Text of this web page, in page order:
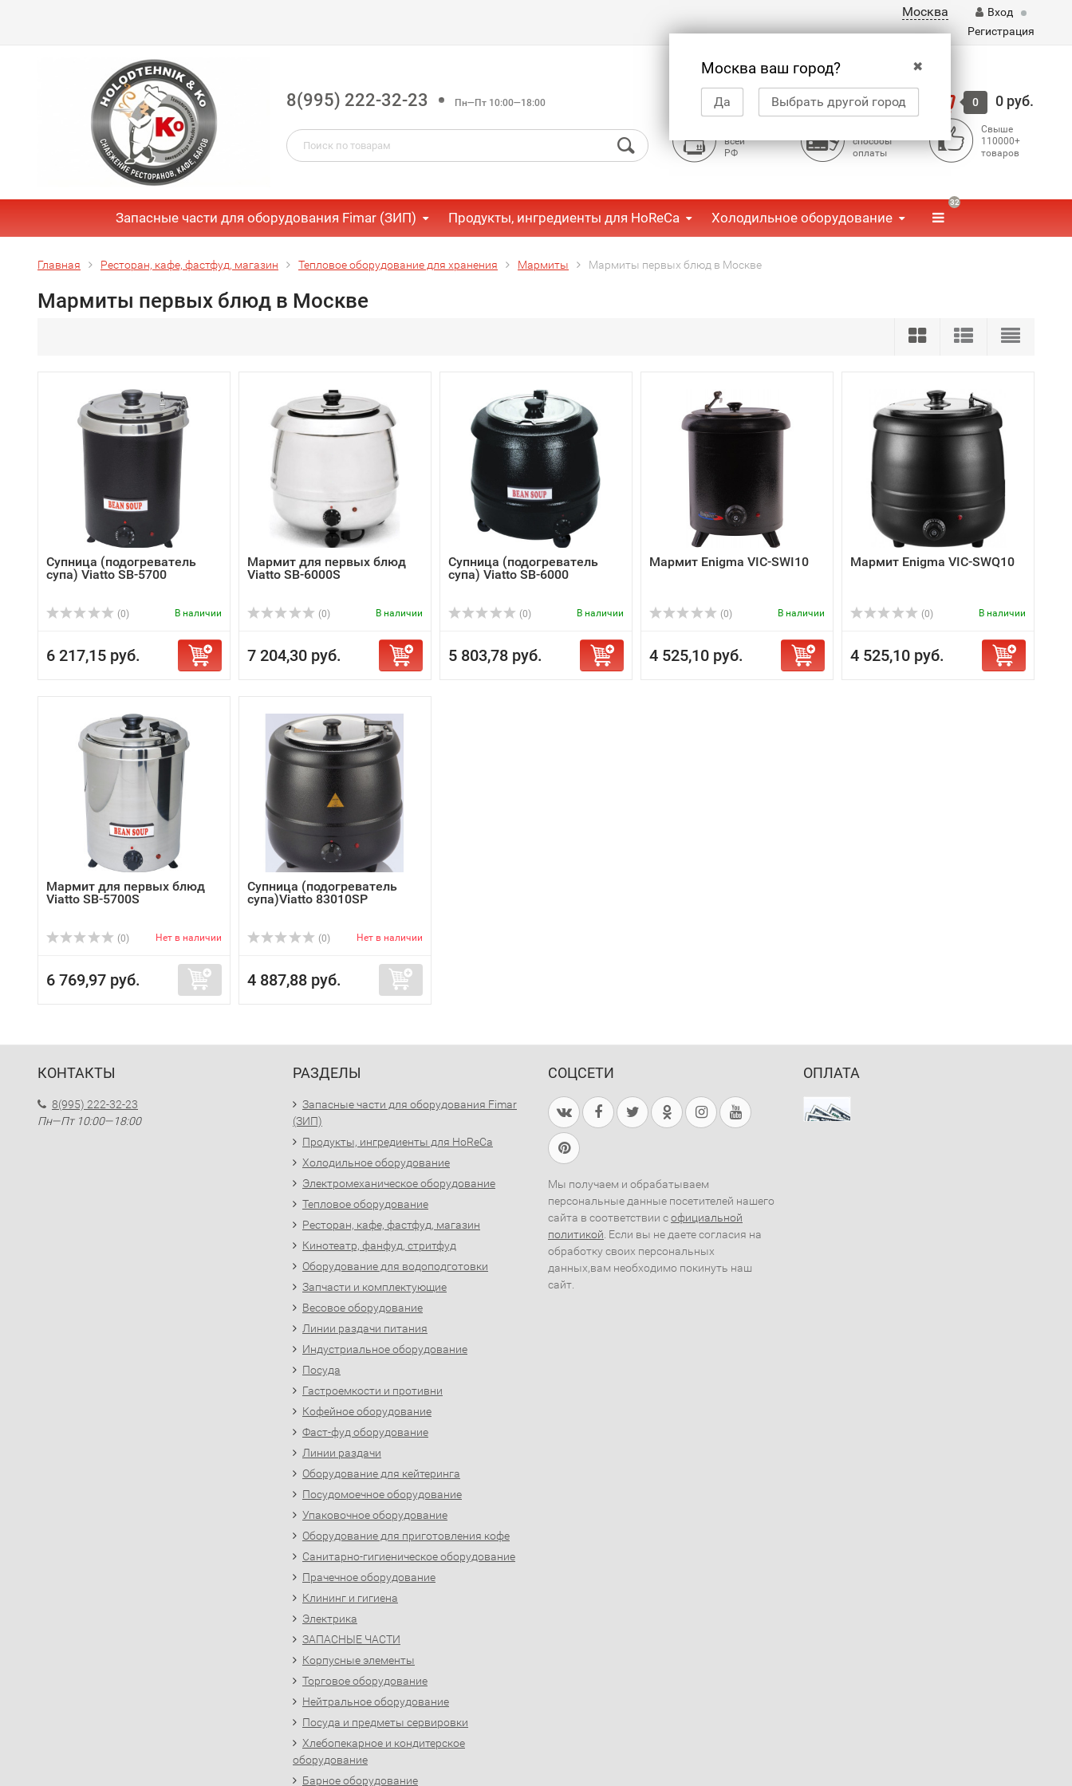
Москва
✖
Москва ваш город?
Да Выбрать другой город
Вход
Регистрация
8(995) 222-32-23 Пн—Пт 10:00—18:00 Корзина 0 0 руб.
всей
РФ
способы
оплаты
Свыше
110000+
товаров
Запасные части для оборудования Fimar (ЗИП) Продукты, ингредиенты для HoReCa Холодильное оборудование
32
Главная Ресторан, кафе, фастфуд, магазин Тепловое оборудование для хранения Мармиты Мармиты первых блюд в Москве
Мармиты первых блюд в Москве
Супница (подогреватель
супа) Viatto SB-5700
(0) В наличии
6 217,15 руб.
Мармит для первых блюд
Viatto SB-6000S
(0) В наличии
7 204,30 руб.
Супница (подогреватель
супа) Viatto SB-6000
(0) В наличии
5 803,78 руб.
Мармит Enigma VIC-SWI10
(0) В наличии
4 525,10 руб.
Мармит Enigma VIC-SWQ10
(0) В наличии
4 525,10 руб.
Мармит для первых блюд
Viatto SB-5700S
(0) Нет в наличии
6 769,97 руб.
Супница (подогреватель
супа)Viatto 83010SP
(0) Нет в наличии
4 887,88 руб.
КОНТАКТЫ
8(995) 222-32-23
Пн—Пт 10:00—18:00
РАЗДЕЛЫ
Запасные части для оборудования Fimar
(ЗИП)
Продукты, ингредиенты для HoReCa
Холодильное оборудование
Электромеханическое оборудование
Тепловое оборудование
Ресторан, кафе, фастфуд, магазин
Кинотеатр, фанфуд, стритфуд
Оборудование для водоподготовки
Запчасти и комплектующие
Весовое оборудование
Линии раздачи питания
Индустриальное оборудование
Посуда
Гастроемкости и противни
Кофейное оборудование
Фаст-фуд оборудование
Линии раздачи
Оборудование для кейтеринга
Посудомоечное оборудование
Упаковочное оборудование
Оборудование для приготовления кофе
Санитарно-гигиеническое оборудование
Прачечное оборудование
Клининг и гигиена
Электрика
ЗАПАСНЫЕ ЧАСТИ
Корпусные элементы
Торговое оборудование
Нейтральное оборудование
Посуда и предметы сервировки
Хлебопекарное и кондитерское
оборудование
Барное оборудование
СОЦСЕТИ
Мы получаем и обрабатываем
персональные данные посетителей нашего
сайта в соответствии софициальной
политикой . Если вы не даете согласия на
обработку своих персональных
данных,вам необходимо покинуть наш
сайт.
ОПЛАТА